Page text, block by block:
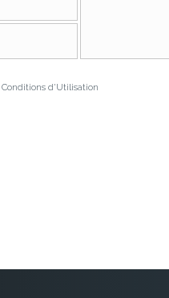
Conditions d'Utilisation